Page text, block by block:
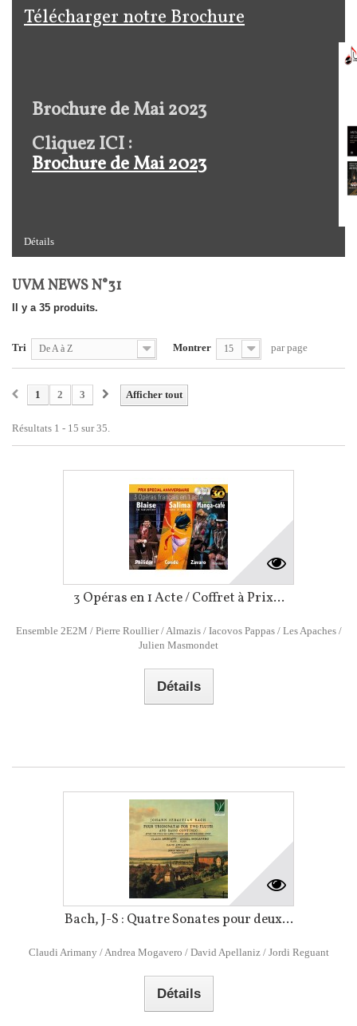
Télécharger notre Brochure
Brochure de Mai 2023
Cliquez ICI :
Brochure de Mai 2023
Détails
UVM NEWS N°31
Il y a 35 produits.
Tri De A à Z Montrer 15 par page
Afficher tout
1 2 3
Résultats 1 - 15 sur 35.
3 Opéras en 1 Acte / Coffret à Prix...
Ensemble 2E2M / Pierre Roullier / Almazis / Iacovos Pappas / Les Apaches /
Julien Masmondet
Détails
Bach, J-S : Quatre Sonates pour deux...
Claudi Arimany / Andrea Mogavero / David Apellaniz / Jordi Reguant
Détails